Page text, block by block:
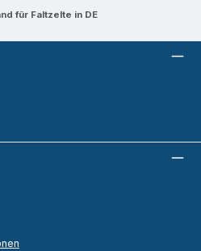
für Faltzelte in DE